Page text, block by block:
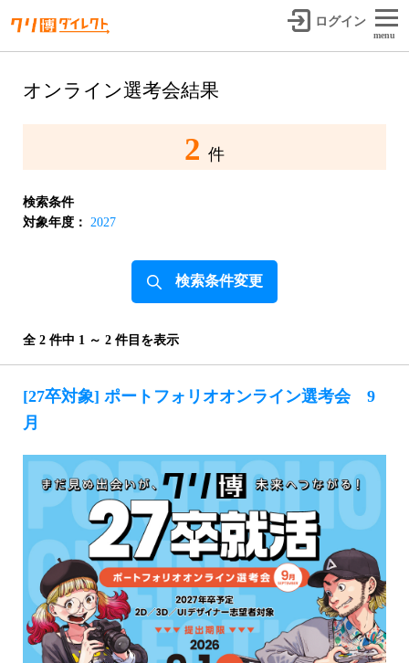
ログイン
menu
オンライン選考会結果
2 件
検索条件
対象年度： 2027
検索条件変更
全 2 件中 1 ～ 2 件目を表示
[27卒対象] ポートフォリオオンライン選考会 9
月